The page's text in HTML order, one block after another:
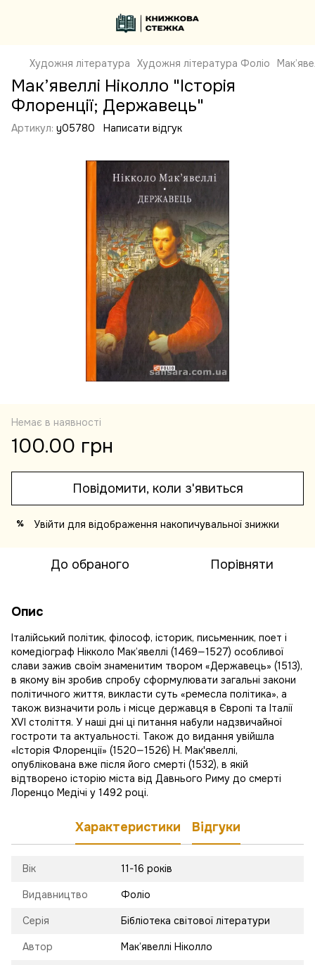
Художня література Художня література Фоліо
Мак’явеллі Ніколло "Історія
Флоренції; Державець"
Артикул: y05780 Написати відгук
Немає в наявності
100.00 грн
Повідомити, коли з'явиться
% Увійти для відображення накопичувальної знижки
До обраного Порівняти
Опис
Італійський політик, філософ, історик, письменник, поет і
комедіограф Нікколо Мак’явеллі (1469—1527) особливої
слави зажив своїм знаменитим твором «Державець» (1513),
в якому він зробив спробу сформулювати загальні закони
політичного життя, викласти суть «ремесла політика», а
також визначити роль і місце державця в Європі та Італії
XVI століття. У наші дні ці питання набули надзвичайної
гостроти та актуальності. Також до видання увійшла
«Історія Флоренції» (1520—1526) Н. Мак'явеллі,
опублікована вже після його смерті (1532), в якій
відтворено історію міста від Давнього Риму до смерті
Лоренцо Медічі у 1492 році.
Характеристики Відгуки
Вік 11-16 років
Видавництво Фоліо
Серія Бібліотека світової літератури
Автор Мак’явеллі Ніколло